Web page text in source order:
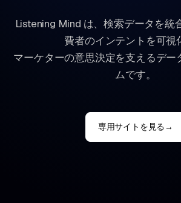
Listening Mind は、検索データを統
費者のインテントを可視
マーケターの意思決定を支えるデー
ムです。
専用サイトを見る→